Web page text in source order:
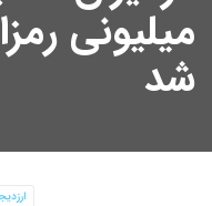
میلیونی
شد